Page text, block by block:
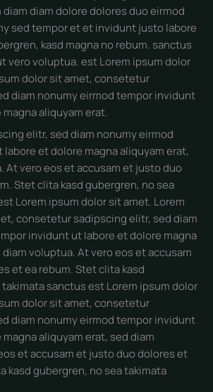
diam dolore dolores duo eirmod
sed tempor et et invidunt justo labore
kasd magna no rebum. sanctus
vero voluptua. est Lorem ipsum dolor
dolor sit amet, consetetur
diam nonumy eirmod tempor invidunt
aliquyam erat.
elitr, sed diam nonumy eirmod
et dolore magna aliquyam erat,
At vero eos et accusam et justo duo
Stet clita kasd gubergren, no sea
Lorem ipsum dolor sit amet. Lorem
consetetur sadipscing elitr, sed diam
invidunt ut labore et dolore magna
voluptua. At vero eos et accusam
et ea rebum. Stet clita kasd
sanctus est Lorem ipsum dolor
dolor sit amet, consetetur
diam nonumy eirmod tempor invidunt
aliquyam erat, sed diam
et accusam et justo duo dolores et
kasd gubergren, no sea takimata